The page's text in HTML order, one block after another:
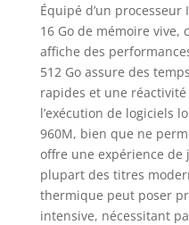
Équipé d’un processeur
16 Go de mémoire
affiche des
512 Go assure des
rapides et une
l’exécution de logiciels
960M, bien que ne
offre une expérience de
plupart des titres
thermique peut poser
intensive, nécessitant